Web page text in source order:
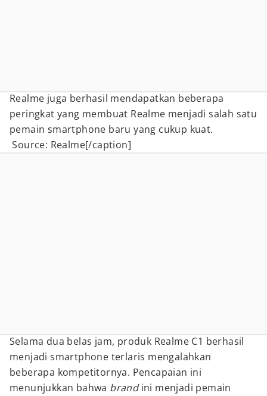
Realme juga berhasil mendapatkan beberapa
peringkat yang membuat Realme menjadi salah satu
pemain smartphone baru yang cukup kuat.
Source: Realme[/caption]
Selama dua belas jam, produk Realme C1 berhasil
menjadi smartphone terlaris mengalahkan
beberapa kompetitornya. Pencapaian ini
menunjukkan bahwa brandini menjadi pemain